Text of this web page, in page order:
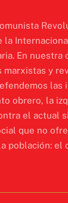
la
En nuestra
marxistas y
las
obrero, la
el actual
que no
población: el